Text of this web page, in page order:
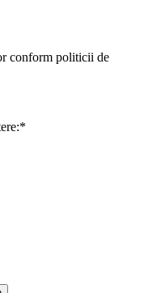
conform politicii de
*